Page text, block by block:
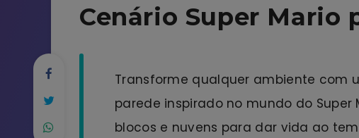
Cenário Super Mario
Transforme qualquer ambiente com
parede inspirado no mundo do Super
blocos e nuvens para dar vida ao